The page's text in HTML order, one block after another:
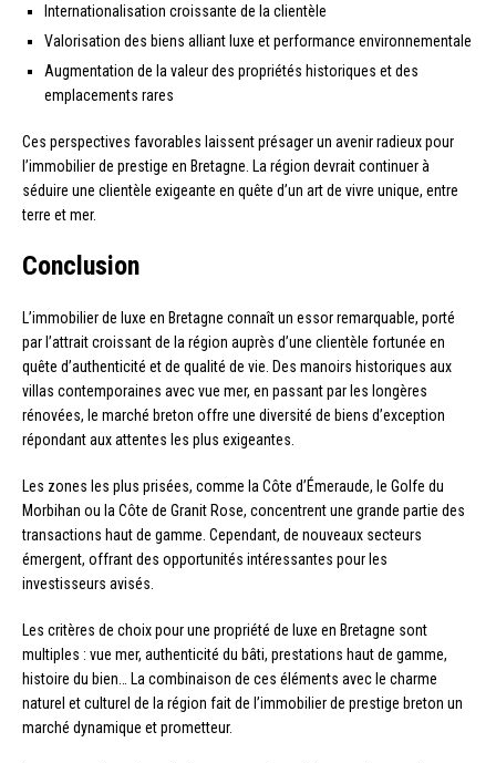
Internationalisation croissante de la clientèle
Valorisation des biens alliant luxe et performance environnementale
Augmentation de la valeur des propriétés historiques et des
emplacements rares
Ces perspectives favorables laissent présager un avenir radieux pour
l’immobilier de prestige en Bretagne. La région devrait continuer à
séduire une clientèle exigeante en quête d’un art de vivre unique, entre
terre et mer.
Conclusion
L’immobilier de luxe en Bretagne connaît un essor remarquable, porté
par l’attrait croissant de la région auprès d’une clientèle fortunée en
quête d’authenticité et de qualité de vie. Des manoirs historiques aux
villas contemporaines avec vue mer, en passant par les longères
rénovées, le marché breton offre une diversité de biens d’exception
répondant aux attentes les plus exigeantes.
Les zones les plus prisées, comme la Côte d’Émeraude, le Golfe du
Morbihan ou la Côte de Granit Rose, concentrent une grande partie des
transactions haut de gamme. Cependant, de nouveaux secteurs
émergent, offrant des opportunités intéressantes pour les
investisseurs avisés.
Les critères de choix pour une propriété de luxe en Bretagne sont
multiples : vue mer, authenticité du bâti, prestations haut de gamme,
histoire du bien… La combinaison de ces éléments avec le charme
naturel et culturel de la région fait de l’immobilier de prestige breton un
marché dynamique et prometteur.